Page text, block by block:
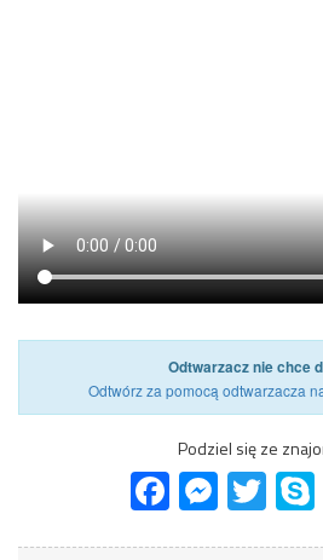
Odtwarzacz nie chce
Odtwórz za pomocą odtwarzacza
Podziel się ze
FacebookMessenger
Twitter